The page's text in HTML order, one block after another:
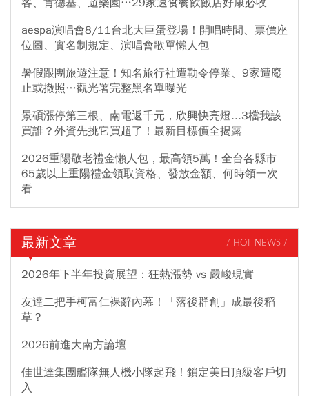
客、肯德基、遊樂園…29家速食餐飲飯店好康必收
aespa演唱會8/11台北大巨蛋登場！開唱時間、票價座
位圖、實名制規定、演唱會歌單懶人包
暑假跟團旅遊注意！知名旅行社遭勒令停業、9家遭廢
止或撤照…觀光署完整黑名單曝光
景碩漲停第三根、南電返千元，欣興快亮燈...3檔我該
買誰？外資先挑它買超了！最新目標價全揭露
2026重陽敬老禮金懶人包，最高領5萬！全台各縣市
65歲以上重陽禮金領取資格、發放金額、何時領一次
看
最新文章 / HOT NEWS /
2026年下半年投資展望：狂熱漲勢 vs 嚴峻現實
友達二把手柯富仁裸辭內幕！「落後群創」成最後稻
草？
2026前進大南方論壇
佳世達集團艦隊無人機小隊起飛！鎖定美日頂級客戶切
入